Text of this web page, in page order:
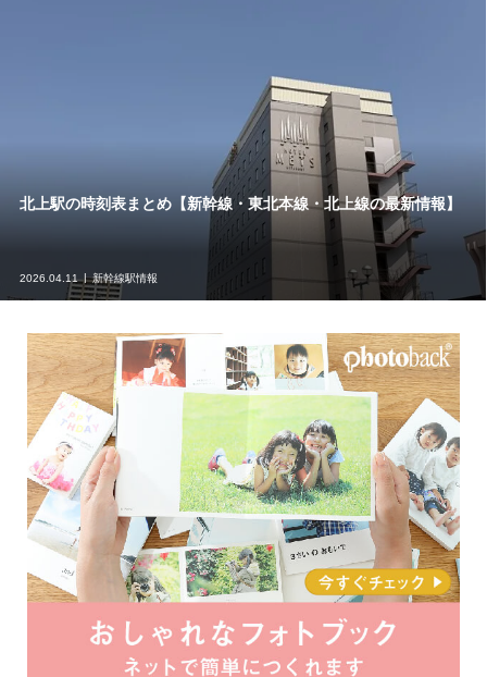
北上駅の時刻表まとめ【新幹線・東北本線・北上線の最新情報】
2026.04.11 新幹線駅情報